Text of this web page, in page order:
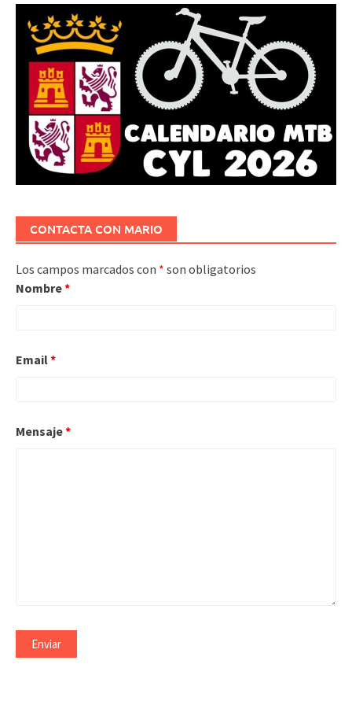
CONTACTA CON MARIO
Los campos marcados con * son obligatorios
Nombre*
Email*
Mensaje*